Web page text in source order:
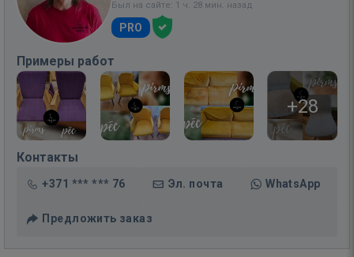
Был на сайте: 1 ч. 28 мин. назад
PRO
Примеры работ
+28
Контакты
+371 *** *** 76 Эл. почта WhatsApp
Предложить заказ